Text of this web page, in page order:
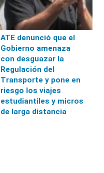
ATE denunció que el
Gobierno amenaza
con desguazar la
Regulación del
Transporte y pone en
riesgo los viajes
estudiantiles y micros
de larga distancia